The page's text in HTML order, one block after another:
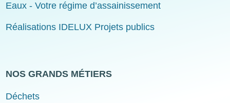
Eaux - Votre régime d’assainissement
Réalisations IDELUX Projets publics
NOS GRANDS MÉTIERS
Déchets